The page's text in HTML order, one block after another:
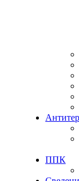
ППК